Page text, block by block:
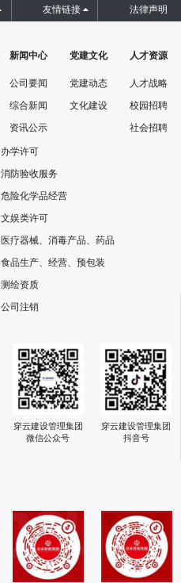
友情链接 法律声明
办学许可
消防验收服务
危险化学品经营
文娱类许可
医疗器械、消毒产品、药品
食品生产、经营、预包装
测绘资质
公司注销
新闻中心
公司要闻
综合新闻
资讯公示
党建文化
党建动态
文化建设
人才资源
人才战略
校园招聘
社会招聘
穿云建设管理集团
微信公众号
穿云建设管理集团
抖音号